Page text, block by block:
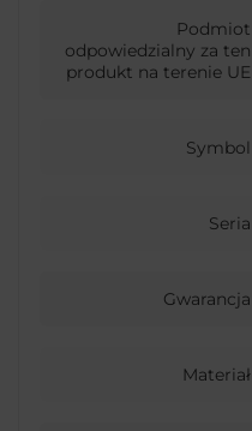
Podmiot
odpowiedzialny za ten
produkt na terenie UE
Symbol
Seria
Gwarancja
Materiał